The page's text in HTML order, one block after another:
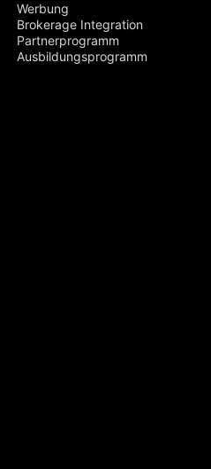
Werbung
Brokerage Integration
Partnerprogramm
Ausbildungsprogramm